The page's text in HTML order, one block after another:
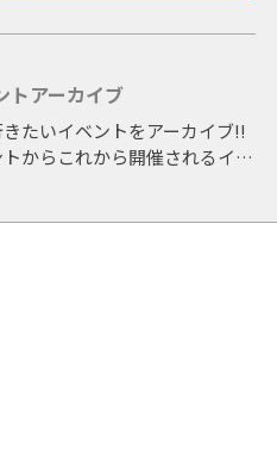
トアーカイブ
たいイベントをアーカイブ!!
からこれから開催されるイベ